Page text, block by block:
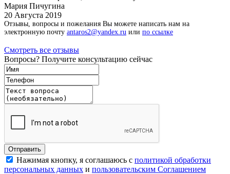
Мария Пичугина
20 Августа 2019
Отзывы, вопросы и пожелания Вы можете написать нам на
электронную почту antaros2@yandex.ru или по ссылке
Смотреть все отзывы
Вопросы? Получите консультацию сейчас
Нажимая кнопку, я соглашаюсь с политикой обработки
персональных данных и пользовательским Соглашением